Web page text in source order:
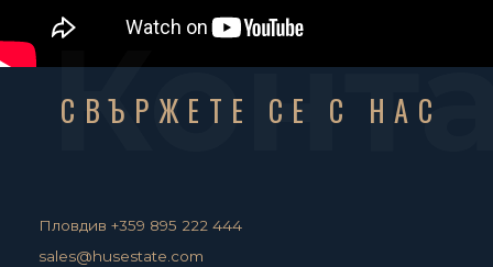
СВЪРЖЕТЕ СЕ С НАС
Пловдив +359 895 222 444
sales@husestate.com